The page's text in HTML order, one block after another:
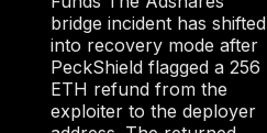
bridge incident has shifted
into recovery mode after
PeckShield flagged a 256
ETH refund from the
exploiter to the deployer